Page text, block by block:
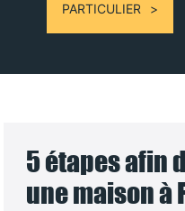
PARTICULIER
5 étapes afin
une maison à